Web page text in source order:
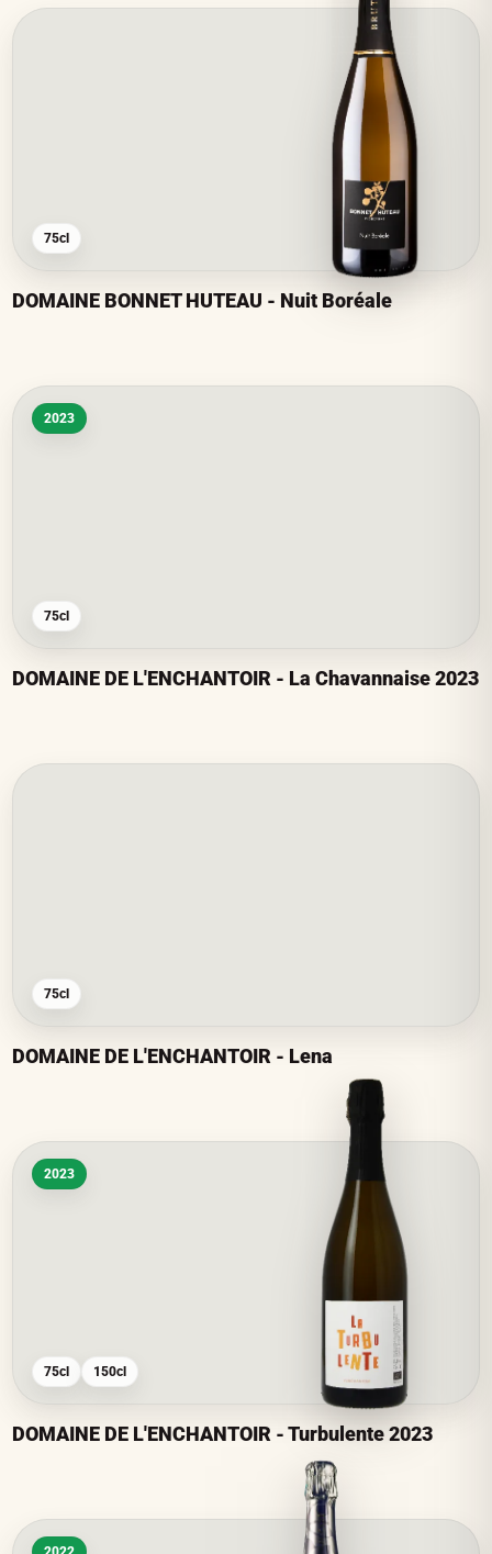
75cl
DOMAINE BONNET HUTEAU - Nuit Boréale
2023
75cl
DOMAINE DE L'ENCHANTOIR - La Chavannaise 2023
75cl
DOMAINE DE L'ENCHANTOIR - Lena
2023
75cl 150cl
DOMAINE DE L'ENCHANTOIR - Turbulente 2023